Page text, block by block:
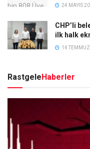
24 MAYIS
CHP’li
ilk halk
14
RastgeleHaberler